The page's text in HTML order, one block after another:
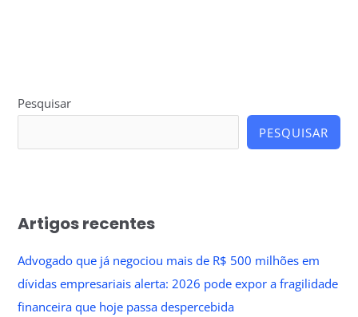
Pesquisar
PESQUISAR
Artigos recentes
Advogado que já negociou mais de R$ 500 milhões em
dívidas empresariais alerta: 2026 pode expor a fragilidade
financeira que hoje passa despercebida